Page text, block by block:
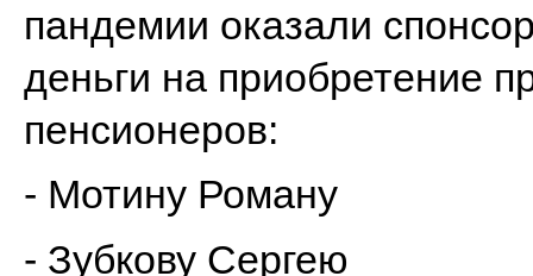
пандемии оказали
деньги на приобретение
пенсионеров:
- Мотину Роману
- Зубкову Сергею